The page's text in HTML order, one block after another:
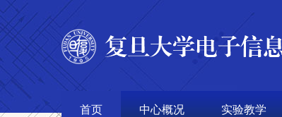
首页 中心概况 实验教学